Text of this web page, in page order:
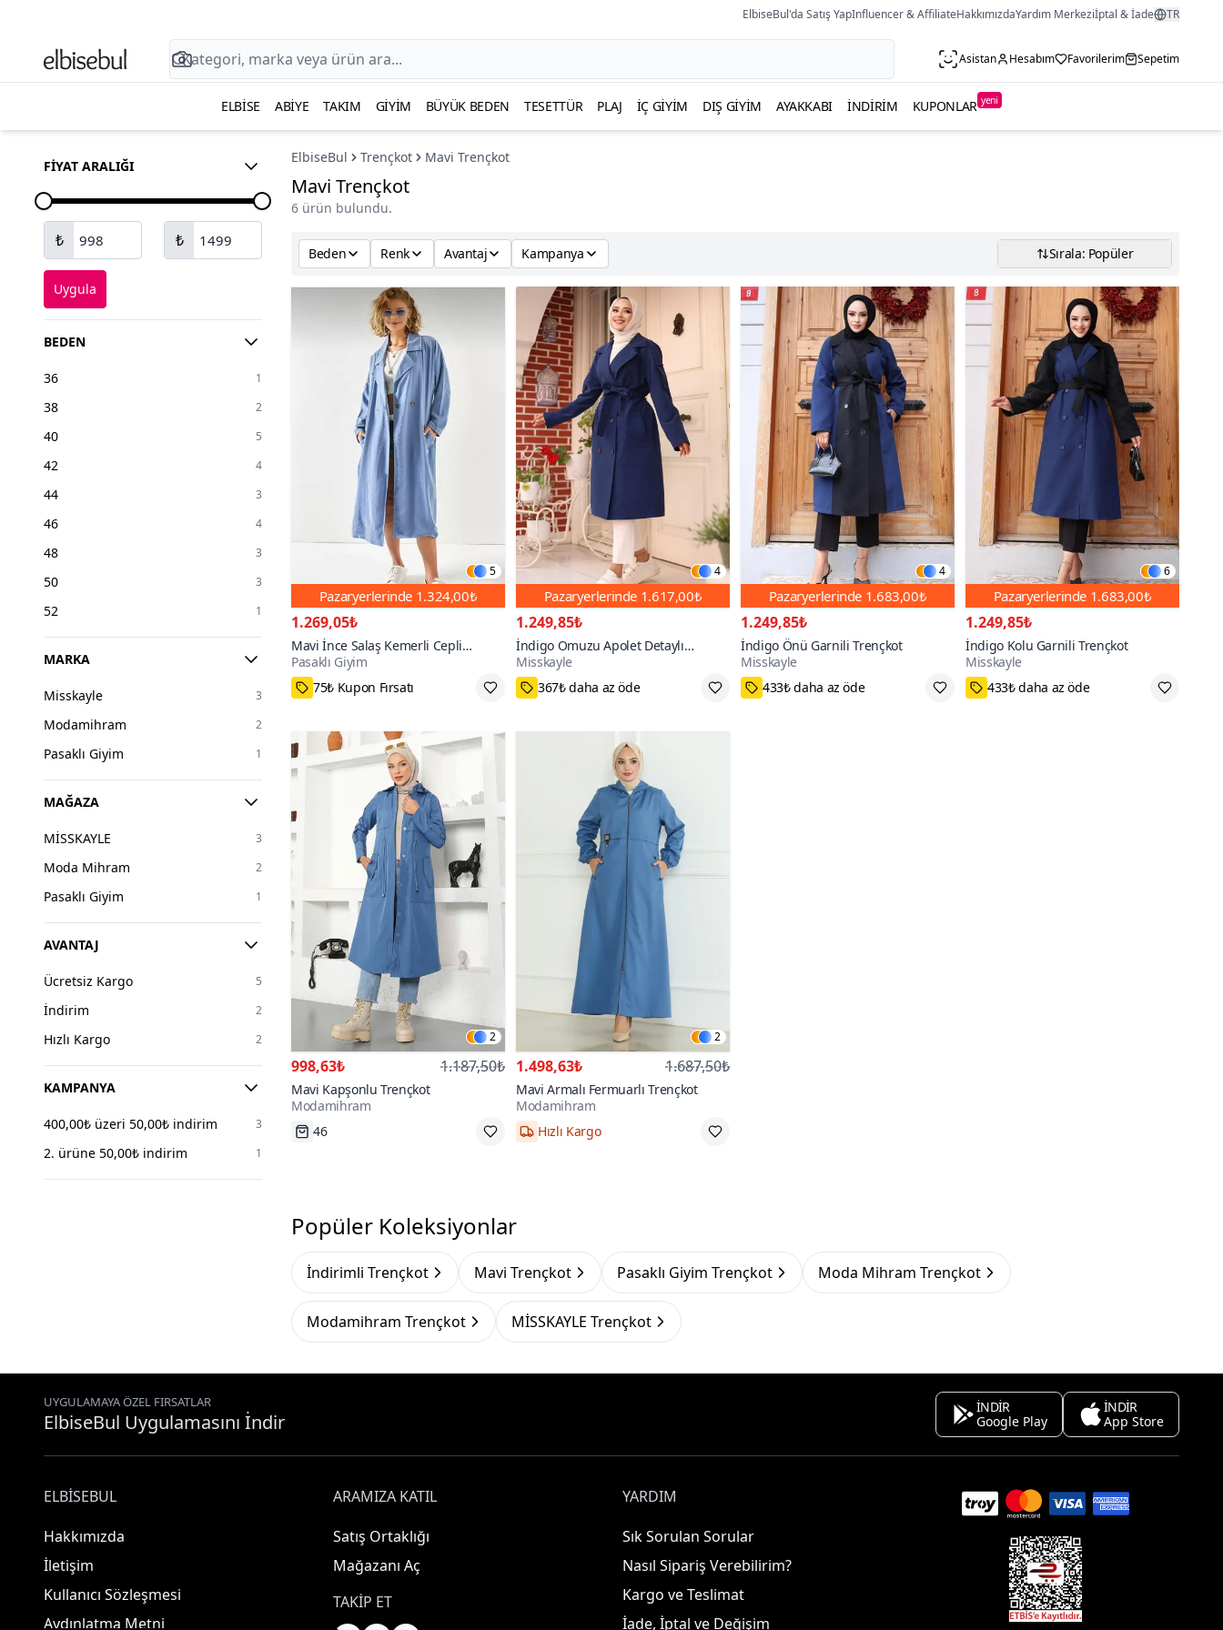
ElbiseBul'da Satış YapInfluencer & AffiliateHakkımızdaYardım Merkeziİptal & İade TR
Asistan Hesabım Favorilerim Sepetim
ELBISE ABIYE TAKIM GIYIM BÜYÜK BEDEN TESETTÜR PLAJ İÇ GIYIM DIŞ GIYIM AYAKKABI İNDIRIM KUPONLAR yeni
FIYAT ARALIĞI
₺ ₺
Uygula
BEDEN
36 1
38 2
40 5
42 4
44 3
46 4
48 3
50 3
52 1
MARKA
Misskayle 3
Modamihram 2
Pasaklı Giyim 1
MAĞAZA
MİSSKAYLE 3
Moda Mihram 2
Pasaklı Giyim 1
AVANTAJ
Ücretsiz Kargo 5
İndirim 2
Hızlı Kargo 2
KAMPANYA
400,00₺ üzeri 50,00₺ indirim 3
2. ürüne 50,00₺ indirim 1
ElbiseBul Trençkot Mavi Trençkot
Mavi Trençkot
6 ürün bulundu.
Beden Renk Avantaj Kampanya Sırala: Popüler
5
Pazaryerlerinde 1.324,00₺
1.269,05₺
Mavi İnce Salaş Kemerli Cepli
Düğmeli Yumuşak Dokulu Uzun
Hırka Trençkot
Pasaklı Giyim
75₺ Kupon Fırsatı
4
Pazaryerlerinde 1.617,00₺
1.249,85₺
İndigo Omuzu Apolet Detaylı
Trençkot
Misskayle
367₺ daha az öde
4
Pazaryerlerinde 1.683,00₺
1.249,85₺
İndigo Önü Garnili Trençkot
Misskayle
433₺ daha az öde
6
Pazaryerlerinde 1.683,00₺
1.249,85₺
İndigo Kolu Garnili Trençkot
Misskayle
433₺ daha az öde
2
998,63₺ 1.187,50₺
Mavi Kapşonlu Trençkot
Modamihram
200+
46
2
1.498,63₺ 1.687,50₺
Mavi Armalı Fermuarlı Trençkot
Modamihram
Hızlı Kargo
Popüler Koleksiyonlar
İndirimli Trençkot Mavi Trençkot Pasaklı Giyim Trençkot Moda Mihram Trençkot
Modamihram Trençkot MİSSKAYLE Trençkot
UYGULAMAYA ÖZEL FIRSATLAR
ElbiseBul Uygulamasını İndir
İNDİR
Google Play
İNDİR
App Store
ELBISEBUL
Hakkımızda
İletişim
Kullanıcı Sözleşmesi
Aydınlatma Metni
ARAMIZA KATIL
Satış Ortaklığı
Mağazanı Aç
TAKIP ET
YARDIM
Sık Sorulan Sorular
Nasıl Sipariş Verebilirim?
Kargo ve Teslimat
İade, İptal ve Değişim